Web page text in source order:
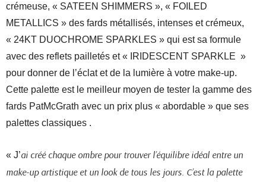
crémeuse, « SATEEN SHIMMERS », « FOILED
METALLICS » des fards métallisés, intenses et crémeux,
« 24KT DUOCHROME SPARKLES » qui est sa formule
avec des reflets pailletés et « IRIDESCENT SPARKLE »
pour donner de l’éclat et de la lumière à votre make-up.
Cette palette est le meilleur moyen de tester la gamme des
fards PatMcGrath avec un prix plus « abordable » que ses
palettes classiques .
« J’ai créé chaque ombre pour trouver l’équilibre idéal entre un
make-up artistique et un look de tous les jours. C’est la palette